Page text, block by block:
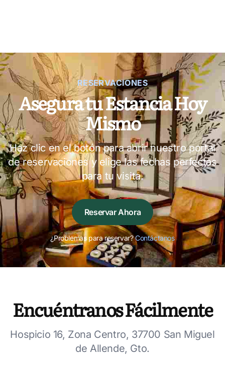
RESERVACIONES
Asegura tu Estancia Hoy
Mismo
Haz clic en el botón para abrir nuestro portal
de reservaciones y elige las fechas perfectas
para tu visita.
Reservar Ahora
¿Problemas para reservar?Contáctanos
Encuéntranos Fácilmente
Hospicio 16, Zona Centro, 37700 San Miguel
de Allende, Gto.